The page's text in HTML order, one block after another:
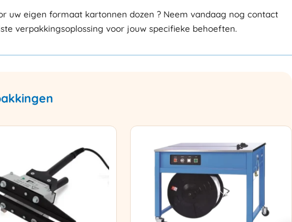
uw eigen formaat kartonnen dozen ? Neem vandaag nog contact
verpakkingsoplossing voor jouw specifieke behoeften.